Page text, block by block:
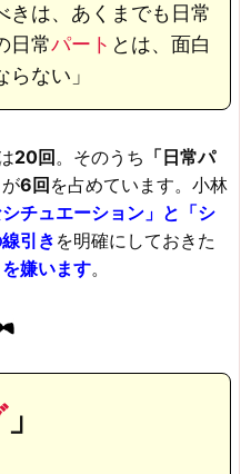
きは、あくまでも日常
日常パート とは、面白
ない」
20回 。そのうち 「日常パ
が6回 を占めています。小林
シチュエーション」と「シ
引き を明確にしておきた
嫌います。
」